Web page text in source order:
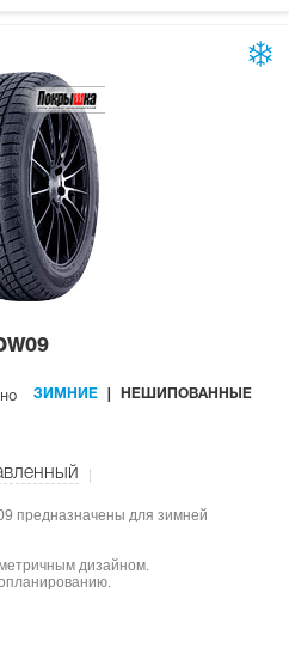
ЗИМНИЕ НЕШИПОВАННЫЕ
предназначены для зимней
дизайном.